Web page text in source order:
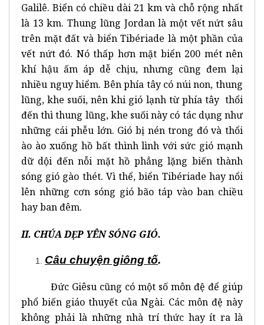
Galilê. Biển có chiều dài 21 km và chỗ rộng nhất
là 13 km. Thung lũng Jordan là một vết nứt sâu
trên mặt đất và biển Tibériade là một phần của
vết nứt đó. Nó thấp hơn mặt biển 200 mét nên
khí hậu ấm áp dễ chịu, nhưng cũng đem lại
nhiều nguy hiểm. Bên phía tây có núi non, thung
lũng, khe suối, nên khi gió lạnh từ phía tây thổi
đến thì thung lũng, khe suối này có tác dụng như
những cái phễu lớn. Gió bị nén trong đó và thổi
ào ào xuống hồ bất thình lình với sức gió mạnh
dữ dội đến nỗi mặt hồ phẳng lặng biến thành
sóng gió gào thét. Vì thể, biển Tibériade hay nổi
lên những cơn sóng gió bão táp vào ban chiều
hay ban đêm.
II. CHÚA DẸP YÊN SÓNG GIÓ.
Câu chuyện giông tố.
Đức Giêsu cũng có một số môn đệ để giúp
phổ biến giáo thuyết của Ngài. Các môn đệ này
không phải là những nhà trí thức hay ít ra là